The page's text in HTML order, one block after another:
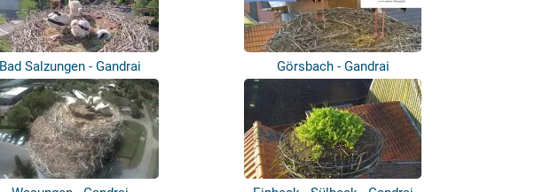
Bad Salzungen - Gandrai Görsbach - Gandrai